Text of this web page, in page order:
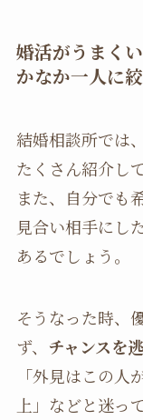
婚活がうまく
かなか一人に
結婚相談所では
たくさん紹介し
また、自分でも
見合い相手にし
あるでしょう。
そうなった時、
ず、 チャンスを
「外見はこの
上」などと迷っ